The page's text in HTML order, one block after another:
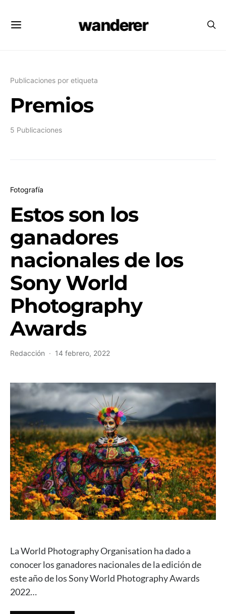
wanderer
Publicaciones por etiqueta
Premios
5 Publicaciones
Fotografía
Estos son los
ganadores
nacionales de los
Sony World
Photography
Awards
Redacción 14 febrero, 2022
La World Photography Organisation ha dado a
conocer los ganadores nacionales de la edición de
este año de los Sony World Photography Awards
2022…